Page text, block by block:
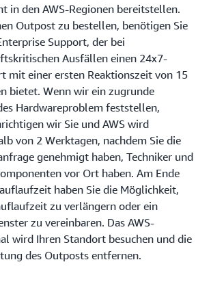
in den AWS-Regionen bereitstellen.
Outpost zu bestellen, benötigen Sie
Support, der bei
Ausfällen einen 24x7-
mit einer ersten Reaktionszeit von 15
bietet. Wenn wir ein zugrunde
Hardwareproblem feststellen,
wir Sie und AWS wird
von 2 Werktagen, nachdem Sie die
genehmigt haben, Techniker und
vor Ort haben. Am Ende
haben Sie die Möglichkeit,
zu verlängern oder ein
zu vereinbaren. Das AWS-
wird Ihren Standort besuchen und die
des Outposts entfernen.